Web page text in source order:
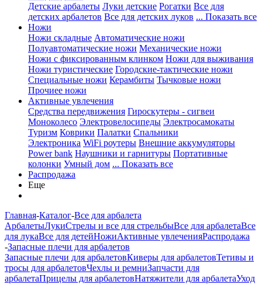
Детские арбалеты Луки детские Рогатки Все для
детских арбалетов Все для детских луков ... Показать все
Ножи
Ножи складные Автоматические ножи
Полуавтоматические ножи Механические ножи
Ножи с фиксированным клинком Ножи для выживания
Ножи туристические Городские-тактические ножи
Специальные ножи Керамбиты Тычковые ножи
Прочиее ножи
Активные увлечения
Средства передвижения Гироскутеры - сигвеи
Моноколесо Электровелосипеды Электросамокаты
Туризм Коврики Палатки Спальники
Электроника WiFi роутеры Внешние аккумуляторы
Power bank Наушники и гарнитуры Портативные
колонки Умный дом ... Показать все
Распродажа
Еще
Главная-Каталог-Все для арбалета
АрбалетыЛукиСтрелы и все для стрельбыВсе для арбалетаВсе
для лукаВсе для детейНожиАктивные увлеченияРаспродажа
-Запасные плечи для арбалетов
Запасные плечи для арбалетовКиверы для арбалетовТетивы и
тросы для арбалетовЧехлы и ремниЗапчасти для
арбалетаПрицелы для арбалетовНатяжители для арбалетаУход